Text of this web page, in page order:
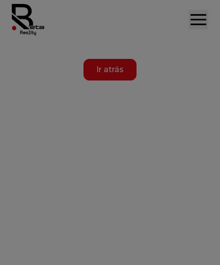
Ir atrás